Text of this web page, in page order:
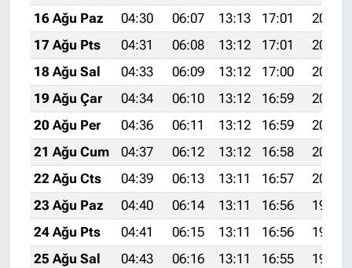
16 Ağu Paz
04:30 06:07 13:13 17:01
20:09
17 Ağu Pts
04:31 06:08 13:12 17:01
20:07
18 Ağu Sal
04:33 06:09 13:12 17:00
20:06
19 Ağu Çar
04:34 06:10 13:12 16:59
20:04
20 Ağu Per
04:36 06:11 13:12 16:59
20:03
21 Ağu Cum
04:37 06:12 13:12 16:58
20:02
22 Ağu Cts
04:39 06:13 13:11 16:57
20:00
23 Ağu Paz
04:40 06:14 13:11 16:56
19:58
24 Ağu Pts
04:41 06:15 13:11 16:56
19:57
25 Ağu Sal
04:43 06:16 13:11 16:55 19:55